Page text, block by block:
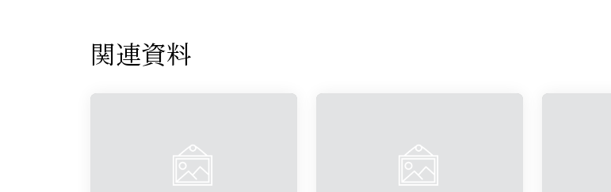
関連資料